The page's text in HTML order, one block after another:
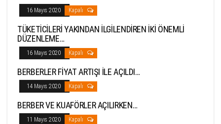
16 Mayıs 2020 Kapalı
TÜKETİCİLERİ YAKINDAN İLGİLENDİREN İKİ ÖNEMLİ
DÜZENLEME…
16 Mayıs 2020 Kapalı
BERBERLER FİYAT ARTIŞI İLE AÇILDI…
14 Mayıs 2020 Kapalı
BERBER VE KUAFÖRLER AÇILIRKEN…
11 Mayıs 2020 Kapalı